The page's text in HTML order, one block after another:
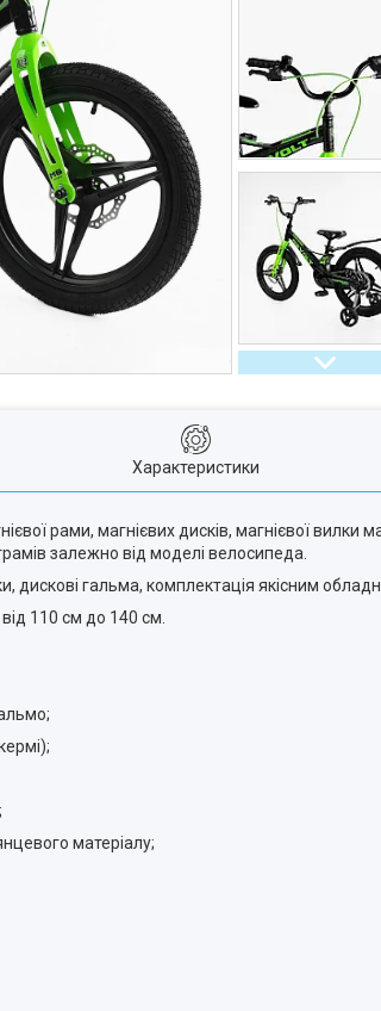
Характеристики
рами, магнієвих дисків, магнієвої вилки
залежно від моделі велосипеда.
дискові гальма, комплектація якісним
110 см до 140 см.
матеріалу;